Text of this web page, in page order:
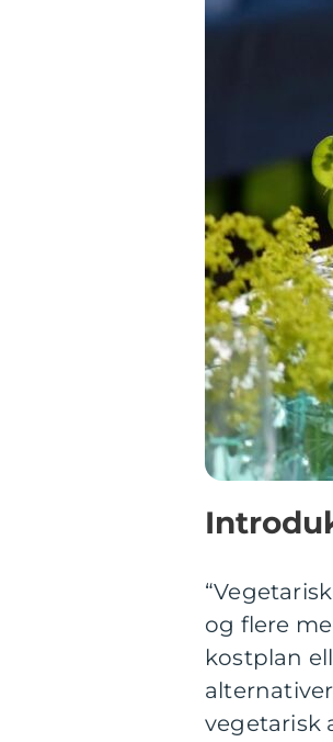
og flere
kostplan
vegetarisk